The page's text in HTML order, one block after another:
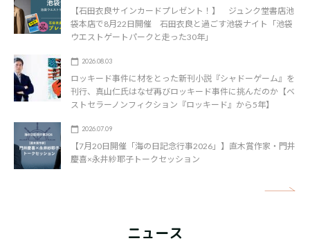
【石田衣良サインカードプレゼント！】 ジュンク堂書店池
袋本店で8月22日開催 石田衣良と過ごす池袋ナイト「池袋
ウエストゲートパークと走った30年」
2026.08.03
ロッキード事件に材をとった新刊小説『シャドーゲーム』を
刊行、真山仁氏はなぜ再びロッキード事件に挑んだのか【ベ
ストセラーノンフィクション『ロッキード』から5年】
2026.07.09
【7月20日開催「海の日記念行事2026」】直木賞作家・門井
慶喜×永井紗耶子トークセッション
ニュース